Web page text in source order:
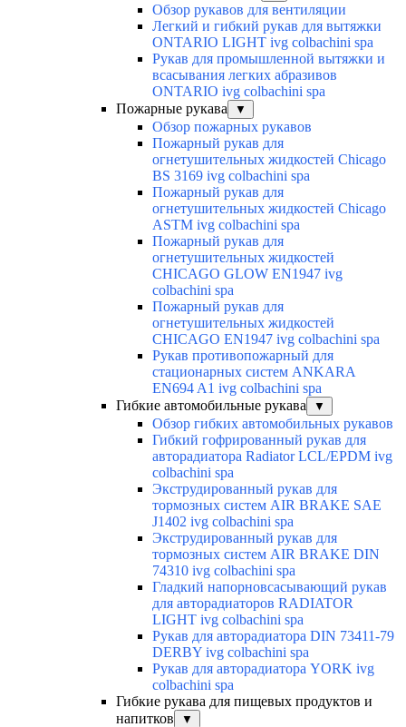
Обзор рукавов для вентиляции
Легкий и гибкий рукав для вытяжки
ONTARIO LIGHT ivg colbachini spa
Рукав для промышленной вытяжки и
всасывания легких абразивов
ONTARIO ivg colbachini spa
Пожарные рукава
▼
Обзор пожарных рукавов
Пожарный рукав для
огнетушительных жидкостей Chicago
BS 3169 ivg colbachini spa
Пожарный рукав для
огнетушительных жидкостей Chicago
ASTM ivg colbachini spa
Пожарный рукав для
огнетушительных жидкостей
CHICAGO GLOW EN1947 ivg
colbachini spa
Пожарный рукав для
огнетушительных жидкостей
CHICAGO EN1947 ivg colbachini spa
Рукав противопожарный для
стационарных систем ANKARA
EN694 A1 ivg colbachini spa
Гибкие автомобильные рукава
▼
Обзор гибких автомобильных рукавов
Гибкий гофрированный рукав для
авторадиатора Radiator LCL/EPDM ivg
colbachini spa
Экструдированный рукав для
тормозных систем AIR BRAKE SAE
J1402 ivg colbachini spa
Экструдированный рукав для
тормозных систем AIR BRAKE DIN
74310 ivg colbachini spa
Гладкий напорновсасывающий рукав
для авторадиаторов RADIATOR
LIGHT ivg colbachini spa
Рукав для авторадиатора DIN 73411-79
DERBY ivg colbachini spa
Рукав для авторадиатора YORK ivg
colbachini spa
Гибкие рукава для пищевых продуктов и
напитков
▼